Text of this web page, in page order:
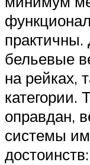
бельевые
на рейках,
категории.
оправдан,
системы
достоинств: